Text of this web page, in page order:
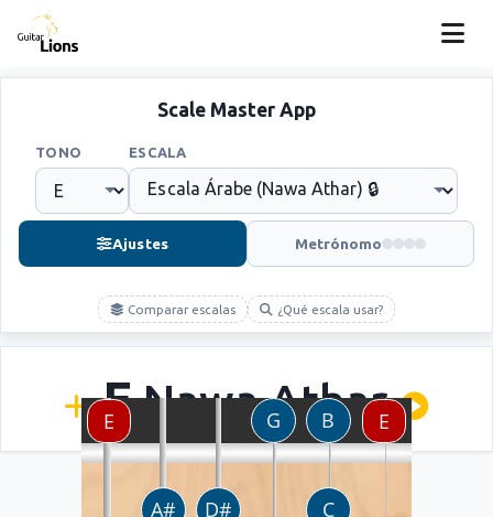
Scale Master App
TONO ESCALA
Ajustes Metrónomo
Comparar escalas ¿Qué escala usar?
ENawa Athar